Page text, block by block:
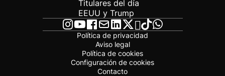
Titulares del día
EEUU y Trump
Política de privacidad
Aviso legal
Política de cookies
Configuración de cookies
Contacto